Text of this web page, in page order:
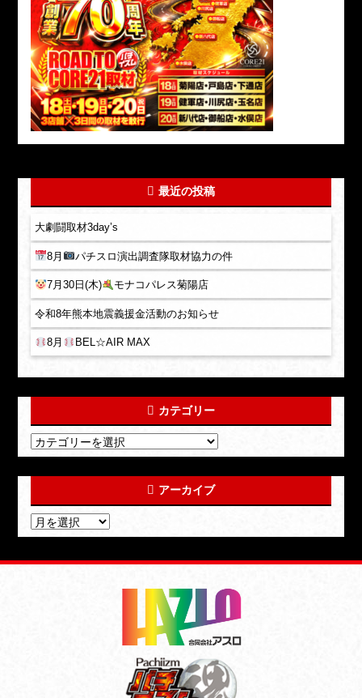
最近の投稿
大劇闘取材3day’s
8月 パチスロ演出調査隊取材協力の件
7月30日(木) モナコパレス菊陽店
令和8年熊本地震義援金活動のお知らせ
8月 BEL☆AIR MAX
カテゴリー
アーカイブ